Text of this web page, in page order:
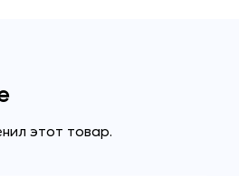
этот товар.